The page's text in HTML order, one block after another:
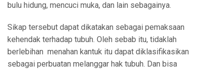
bulu hidung, mencuci muka, dan lain sebagainya.
Sikap tersebut dapat dikatakan sebagai pemaksaan
kehendak terhadap tubuh. Oleh sebab itu, tidaklah
berlebihan menahan kantuk itu dapat diklasifikasikan
sebagai perbuatan melanggar hak tubuh. Dan bisa